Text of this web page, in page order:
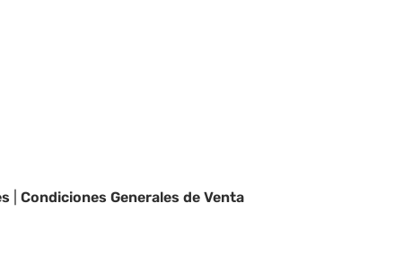
Condiciones Generales de Venta